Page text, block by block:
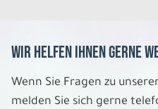
Wir helfen Ihnen gerne
Wenn Sie Fragen zu
melden Sie sich gerne